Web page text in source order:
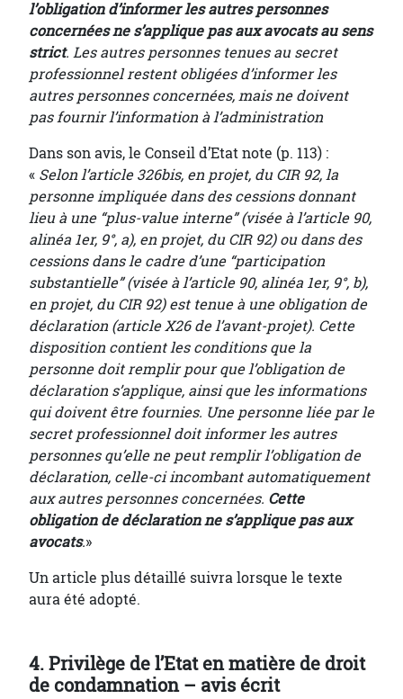
l’obligation d’informer les autres personnes
concernées ne s’applique pas aux avocats au sens
strict. Les autres personnes tenues au secret
professionnel restent obligées d’informer les
autres personnes concernées, mais ne doivent
pas fournir l’information à l’administration
Dans son avis, le Conseil d’Etat note (p. 113) :
« Selon l’article 326bis, en projet, du CIR 92, la
personne impliquée dans des cessions donnant
lieu à une “plus-value interne” (visée à l’article 90,
alinéa 1er, 9°, a), en projet, du CIR 92) ou dans des
cessions dans le cadre d’une “participation
substantielle” (visée à l’article 90, alinéa 1er, 9°, b),
en projet, du CIR 92) est tenue à une obligation de
déclaration (article X26 de l’avant-projet). Cette
disposition contient les conditions que la
personne doit remplir pour que l’obligation de
déclaration s’applique, ainsi que les informations
qui doivent être fournies. Une personne liée par le
secret professionnel doit informer les autres
personnes qu’elle ne peut remplir l’obligation de
déclaration, celle-ci incombant automatiquement
aux autres personnes concernées. Cette
obligation de déclaration ne s’applique pas aux
avocats.»
Un article plus détaillé suivra lorsque le texte
aura été adopté.
4. Privilège de l’Etat en matière de droit
de condamnation – avis écrit